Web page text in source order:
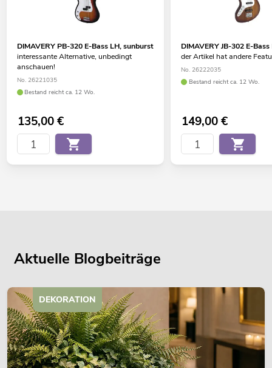
DIMAVERY PB-320 E-Bass LH, sunburst
interessante Alternative, unbedingt
anschauen!
No. 26221035
Bestand reicht ca. 12 Wo.
135,00€
DIMAVERY JB-302 E-
der Artikel hat andere
No. 26222035
Bestand reicht ca. 12 Wo.
149,00€
Aktuelle Blogbeiträge
DEKORATION